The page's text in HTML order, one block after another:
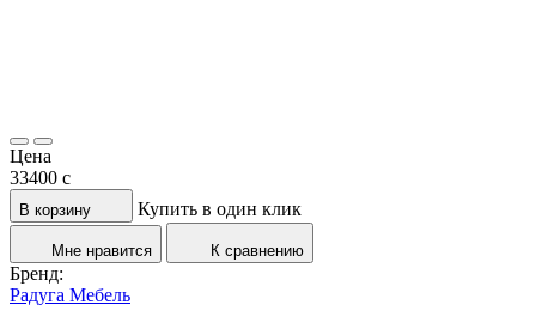
Цена
33400 c
В корзину Купить в один клик
Мне нравится К сравнению
Бренд:
Радуга Мебель